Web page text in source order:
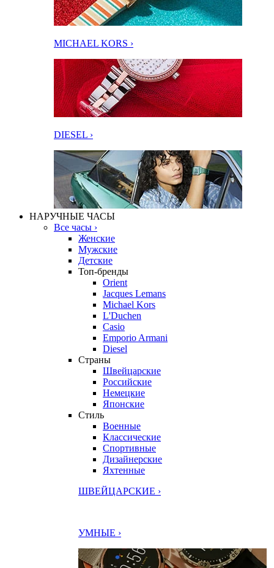
MICHAEL KORS ›
DIESEL ›
НАРУЧНЫЕ ЧАСЫ
Все часы ›
Женские
Мужские
Детские
Топ-бренды
Orient
Jacques Lemans
Michael Kors
L'Duchen
Casio
Emporio Armani
Diesel
Страны
Швейцарские
Российские
Немецкие
Японские
Стиль
Военные
Классические
Спортивные
Дизайнерские
Яхтенные
ШВЕЙЦАРСКИЕ ›
УМНЫЕ ›